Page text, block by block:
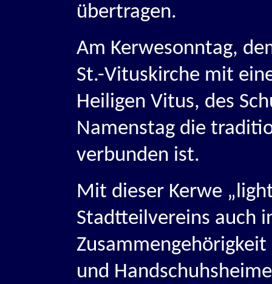
übertragen.
Am Kerwesonntag,
St.-Vituskirche mit
Heiligen Vitus, des
Namenstag die
verbunden ist.
Mit dieser Kerwe
Stadtteilvereins auch
und